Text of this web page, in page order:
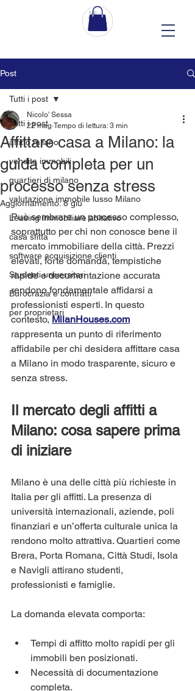
Post
Tutti i post
affitto milano
vendita immobili
quartieri di milano
valutazione immobile lusso Milano
Leasing immobiliare abitativo
casa sfitta
software acquisizione clienti
Studenti universitari
Burocrazia e contratti
per proprietari
Tutti i post
Affittare casa a Milano: la
guida completa per un
processo senza stress
Nicolo' Sessa
22 mag Tempo di lettura: 3 min
Aggiornamento:8 giu
Può sembrare un processo complesso,
soprattutto per chi non conosce bene il
mercato immobiliare della città. Prezzi
elevati, forte domanda, tempistiche
rapide e documentazione accurata
rendono fondamentale affidarsi a
professionisti esperti. In questo
contesto, MilanHouses.com
rappresenta un punto di riferimento
affidabile per chi desidera affittare casa
a Milano in modo trasparente, sicuro e
senza stress.
Il mercato degli affitti a
Milano: cosa sapere prima
di iniziare
Milano è una delle città più richieste in
Italia per gli affitti. La presenza di
università internazionali, aziende, poli
finanziari e un’offerta culturale unica la
rendono molto attrattiva. Quartieri come
Brera, Porta Romana, Città Studi, Isola
e Navigli attirano studenti,
professionisti e famiglie.
La domanda elevata comporta:
Tempi di affitto molto rapidi per gli
immobili ben posizionati.
Necessità di documentazione
completa.